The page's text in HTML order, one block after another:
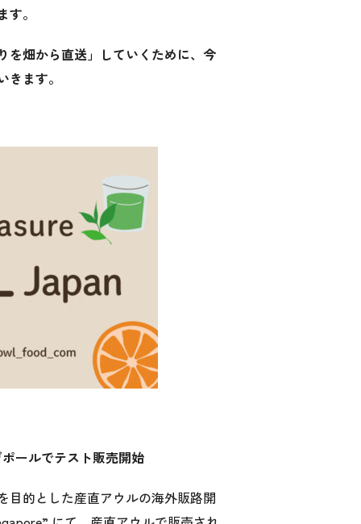
。
を畑から直送」していくために、今
ます。
ールでテスト販売開始
目的とした産直アウルの海外販路開